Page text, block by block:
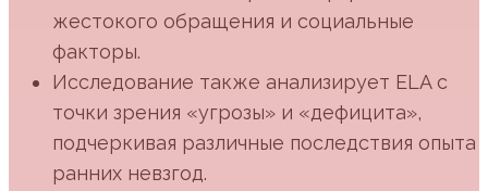
жестокого обращения и социальные
факторы.
Исследование также анализирует ELA с
точки зрения «угрозы» и «дефицита»,
подчеркивая различные последствия опыта
ранних невзгод.